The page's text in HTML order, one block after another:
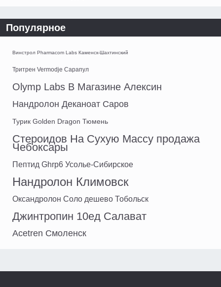
Популярное
Винстрол Pharmacom Labs Каменск-Шахтинский
Тритрен Vermodje Сарапул
Olymp Labs В Магазине Алексин
Нандролон Деканоат Саров
Турик Golden Dragon Тюмень
Стероидов На Сухую Массу продажа
Чебоксары
Пептид Ghrp6 Усолье-Сибирское
Нандролон Климовск
Оксандролон Соло дешево Тобольск
Джинтропин 10ед Салават
Acetren Смоленск